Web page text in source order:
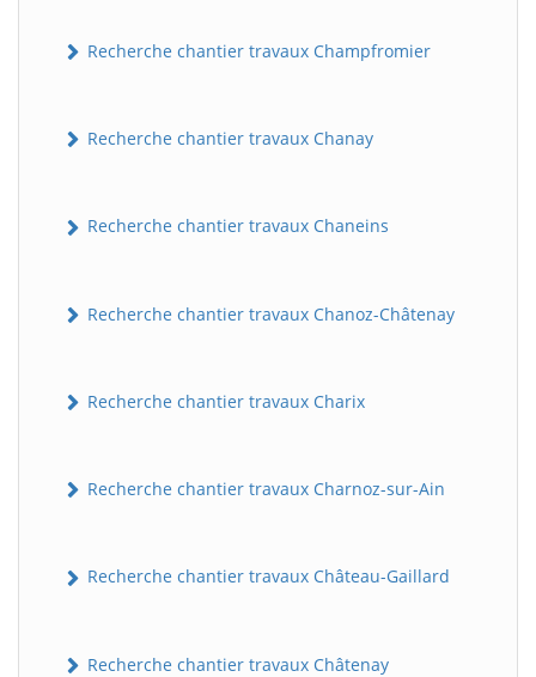
Recherche chantier travaux Champfromier
Recherche chantier travaux Chanay
Recherche chantier travaux Chaneins
Recherche chantier travaux Chanoz-Châtenay
Recherche chantier travaux Charix
Recherche chantier travaux Charnoz-sur-Ain
Recherche chantier travaux Château-Gaillard
Recherche chantier travaux Châtenay